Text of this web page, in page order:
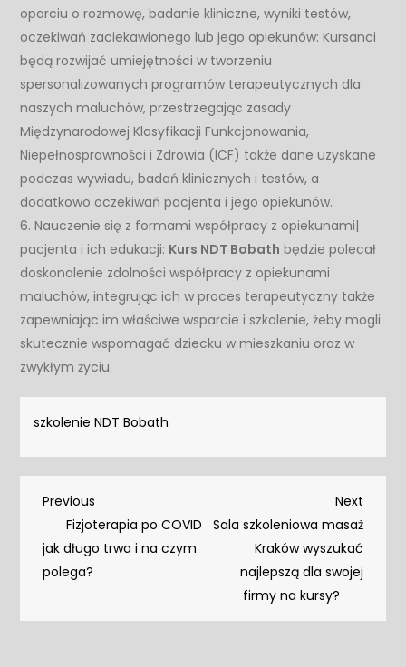
oparciu o rozmowę, badanie kliniczne, wyniki testów,
oczekiwań zaciekawionego lub jego opiekunów: Kursanci
będą rozwijać umiejętności w tworzeniu
spersonalizowanych programów terapeutycznych dla
naszych maluchów, przestrzegając zasady
Międzynarodowej Klasyfikacji Funkcjonowania,
Niepełnosprawności i Zdrowia (ICF) także dane uzyskane
podczas wywiadu, badań klinicznych i testów, a
dodatkowo oczekiwań pacjenta i jego opiekunów.
6. Nauczenie się z formami współpracy z opiekunami|
pacjenta i ich edukacji: Kurs NDT Bobath będzie polecał
doskonalenie zdolności współpracy z opiekunami
maluchów, integrując ich w proces terapeutyczny także
zapewniając im właściwe wsparcie i szkolenie, żeby mogli
skutecznie wspomagać dziecku w mieszkaniu oraz w
zwykłym życiu.
szkolenie NDT Bobath
Nawigacja
wpisu
Previous
Post
Previous
Fizjoterapia po COVID
jak długo trwa i na czym
polega?
Next
Post
Next
Sala szkoleniowa masaż
Kraków wyszukać
najlepszą dla swojej
firmy na kursy?